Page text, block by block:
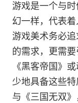
游戏是一个与
幻一样，代表
游戏美术务必
的需求，更需
《黑客帝国》
少地具备这些
与《三国无双